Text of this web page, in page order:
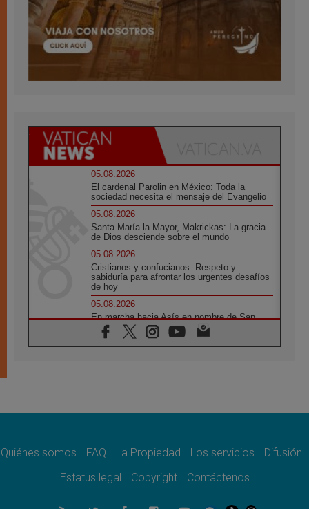
05.08.2026
El cardenal Parolin en México: Toda la
sociedad necesita el mensaje del Evangelio
05.08.2026
Santa María la Mayor, Makrickas: La gracia
de Dios desciende sobre el mundo
05.08.2026
Cristianos y confucianos: Respeto y
sabiduría para afrontar los urgentes desafíos
de hoy
05.08.2026
En marcha hacia Asís en nombre de San
Francisco, a la espera de León
05.08.2026
quienes bendicen la guerra
Ucrania: Ataque masivo en Kyiv durante la
05.08.2026
Quiénes somos FAQ La Propiedad Los servicios
Difusión
Estatus legal
Copyright Contáctenos